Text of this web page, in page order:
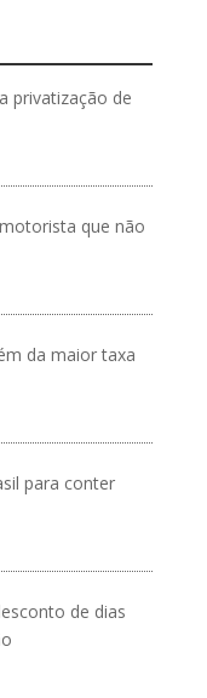
privatização de
que não
da maior taxa
para conter
de dias